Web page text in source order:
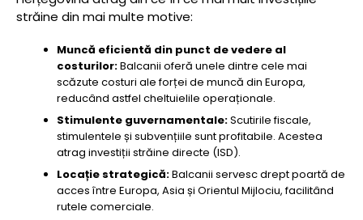
străine din mai multe motive:
Muncă eficientă din punct de vedere al
costurilor:Balcanii oferă unele dintre cele mai
scăzute costuri ale forței de muncă din Europa,
reducând astfel cheltuielile operaționale.
Stimulente guvernamentale:Scutirile fiscale,
stimulentele și subvențiile sunt profitabile. Acestea
atrag investiții străine directe (ISD).
Locație strategică:Balcanii servesc drept poartă de
acces între Europa, Asia și Orientul Mijlociu, facilitând
rutele comerciale.